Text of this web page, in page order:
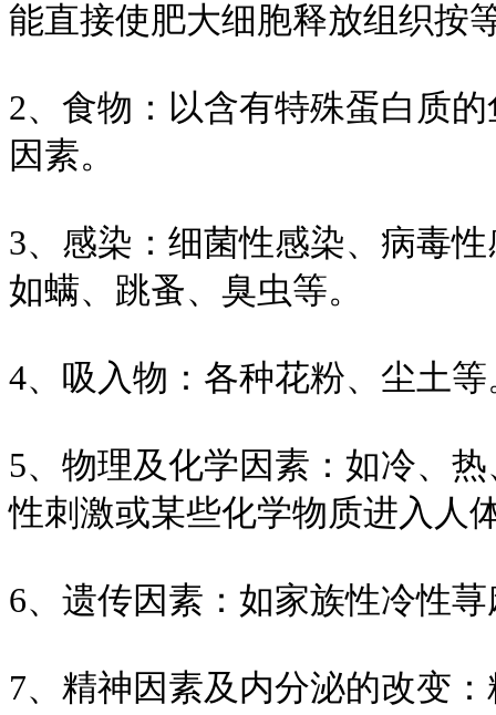
能直接使肥大细胞释放组织按
2、食物：以含有特殊蛋白质
因素。
3、感染：细菌性感染、病毒
如螨、跳蚤、臭虫等。
4、吸入物：各种花粉、尘土等
5、物理及化学因素：如冷、
性刺激或某些化学物质进入人
6、遗传因素：如家族性冷性
7、精神因素及内分泌的改变